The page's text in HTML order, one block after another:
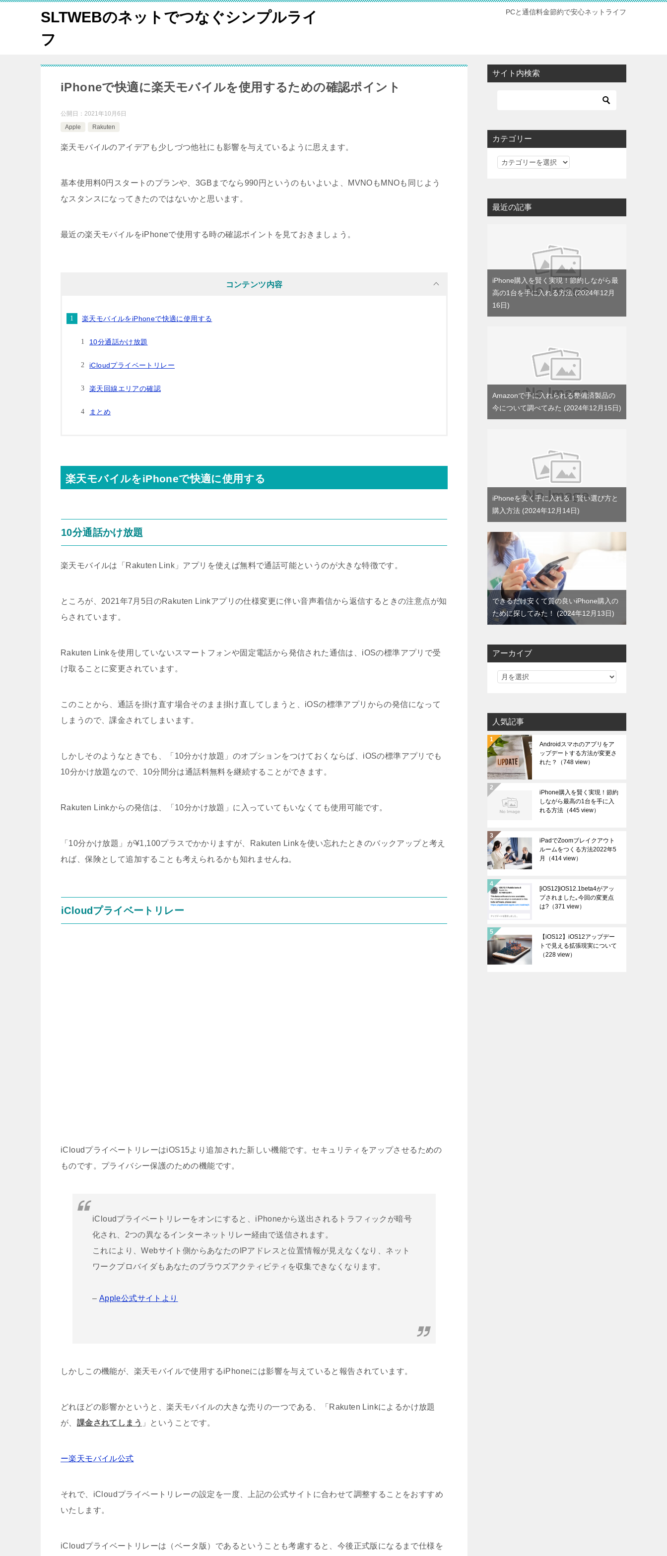
SLTWEBのネットでつなぐシンプルライ
フ
PCと通信料金節約で安心ネットライフ
iPhoneで快適に楽天モバイルを使用するための確認ポイント
公開日： 2021年10月6日
Apple
Rakuten
楽天モバイルのアイデアも少しづつ他社にも影響を与えているように思えます。
基本使用料0円スタートのプランや、3GBまでなら990円というのもいよいよ、MVNOもMNOも同じよう
なスタンスになってきたのではないかと思います。
最近の楽天モバイルをiPhoneで使用する時の確認ポイントを見ておきましょう。
コンテンツ内容
楽天モバイルをiPhoneで快適に使用する
10分通話かけ放題
iCloudプライベートリレー
楽天回線エリアの確認
まとめ
楽天モバイルをiPhoneで快適に使用する
10分通話かけ放題
楽天モバイルは「Rakuten Link」アプリを使えば無料で通話可能というのが大きな特徴です。
ところが、2021年7月5日のRakuten Linkアプリの仕様変更に伴い音声着信から返信するときの注意点が知
らされています。
Rakuten Linkを使用していないスマートフォンや固定電話から発信された通信は、iOSの標準アプリで受
け取ることに変更されています。
このことから、通話を掛け直す場合そのまま掛け直してしまうと、iOSの標準アプリからの発信になって
しまうので、課金されてしまいます。
しかしそのようなときでも、「10分かけ放題」のオプションをつけておくならば、iOSの標準アプリでも
10分かけ放題なので、10分間分は通話料無料を継続することができます。
Rakuten Linkからの発信は、「10分かけ放題」に入っていてもいなくても使用可能です。
「10分かけ放題」が¥1,100プラスでかかりますが、Rakuten Linkを使い忘れたときのバックアップと考え
れば、保険として追加することも考えられるかも知れませんね。
iCloudプライベートリレー
iCloudプライベートリレーはiOS15より追加された新しい機能です。セキュリティをアップさせるための
ものです。プライバシー保護のための機能です。
iCloudプライベートリレーをオンにすると、iPhoneから送出されるトラフィックが暗号
化され、2つの異なるインターネットリレー経由で送信されます。
これにより、Webサイト側からあなたのIPアドレスと位置情報が見えなくなり、ネット
ワークプロバイダもあなたのブラウズアクティビティを収集できなくなります。
– Apple公式サイトより
しかしこの機能が、楽天モバイルで使用するiPhoneには影響を与えていると報告されています。
どれほどの影響かというと、楽天モバイルの大きな売りの一つである、「Rakuten Linkによるかけ放題
が、 課金されてしまう 」ということです。
ー楽天モバイル公式
それで、iCloudプライベートリレーの設定を一度、上記の公式サイトに合わせて調整することをおすすめ
いたします。
iCloudプライベートリレーは（ベータ版）であるということも考慮すると、今後正式版になるまで仕様を
サイト内検索
カテゴリー
カ
リ
ー
最近の記事
iPhone購入を賢く実現！節約しながら最
高の1台を手に入れる方法 2024年12月
16日
Amazonで手に入れられる整備済製品の
今について調べてみた
2024年12月15日
iPhoneを安く手に入れる！賢い選び方と
購入方法
2024年12月14日
できるだけ安くて質の良いiPhone購入の
ために探してみた！
2024年12月13日
アーカイブ
人気記事
Androidスマホのアプリをア
ップデートする方法が変更さ
れた？
（748 view）
iPhone購入を賢く実現！節約
しながら最高の1台を手に入
れる方法 （445 view）
iPadでZoomブレイクアウト
ルームをつくる方法2022年5
月
（414 view）
[iOS12]iOS12.1beta4がアッ
プされました｡今回の変更点
は? （371 view）
【iOS12】iOS12アップデー
トで見える拡張現実について
（228 view）